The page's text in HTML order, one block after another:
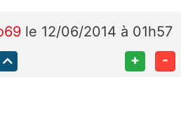
le 12/06/2014 à 01h57
+ -